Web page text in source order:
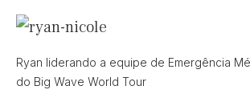
Ryan liderando a equipe de Emergência
do Big Wave World Tour